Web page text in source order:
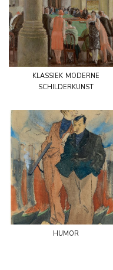
klassiek moderne
schilderkunst
humor